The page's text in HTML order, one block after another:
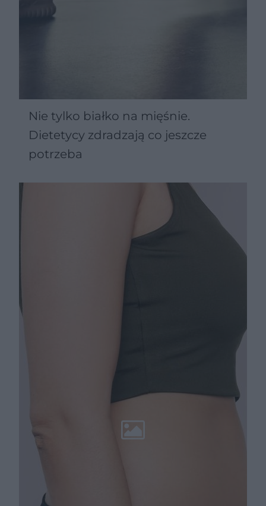
Nie tylko białko na mięśnie.
Dietetycy zdradzają co jeszcze
potrzeba